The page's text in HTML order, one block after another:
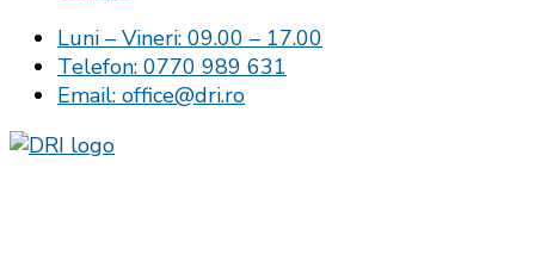
Luni – Vineri: 09.00 – 17.00
Telefon: 0770 989 631
Email: office@dri.ro